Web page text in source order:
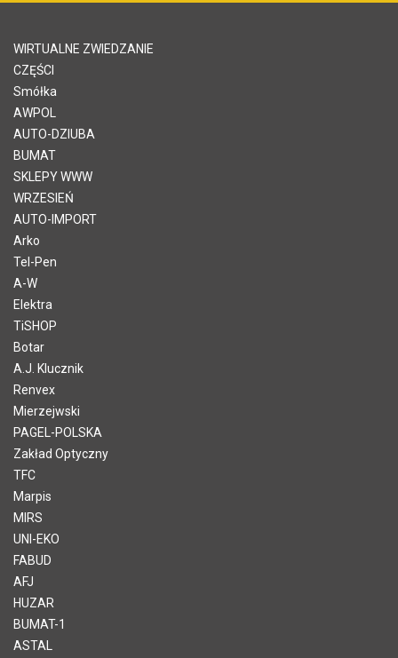
WIRTUALNE ZWIEDZANIE
CZĘŚCI
Smółka
AWPOL
AUTO-DZIUBA
BUMAT
SKLEPY WWW
WRZESIEŃ
AUTO-IMPORT
Arko
Tel-Pen
A-W
Elektra
TiSHOP
Botar
A.J. Klucznik
Renvex
Mierzejwski
PAGEL-POLSKA
Zakład Optyczny
TFC
Marpis
MIRS
UNI-EKO
FABUD
AFJ
HUZAR
BUMAT-1
ASTAL